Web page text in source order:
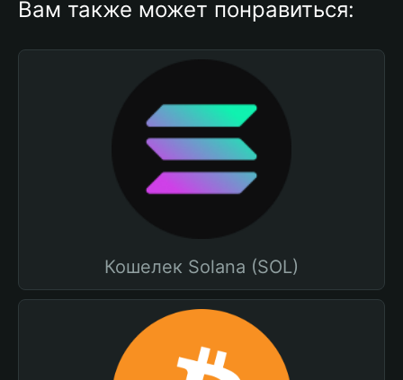
Вам также может понравиться:
Кошелек Solana (SOL)